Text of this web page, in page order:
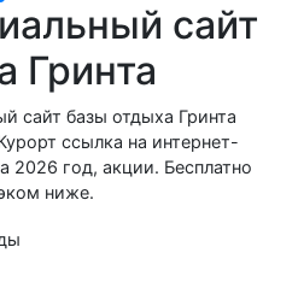
сайт
Гринта
сайт базы отдыха Гринта
ссылка на интернет-
2026 год, акции. Бесплатно
ниже.